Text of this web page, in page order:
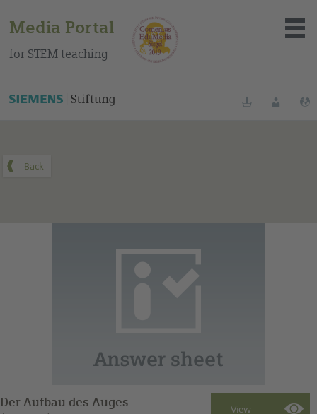
Media Portal
for STEM teaching
About the portal
BookmarksLogin
Der Aufbau des Auges
You can find this medium on our Spanish education portal